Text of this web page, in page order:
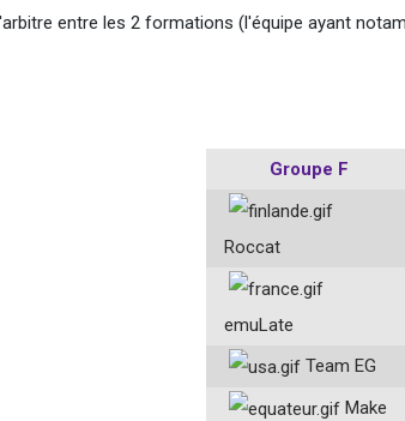
entre les 2 formations (l'équipe ayant
Groupe F
Roccat
emuLate
Team EG
Make